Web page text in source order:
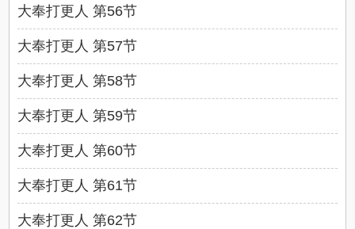
大奉打更人 第56节
大奉打更人 第57节
大奉打更人 第58节
大奉打更人 第59节
大奉打更人 第60节
大奉打更人 第61节
大奉打更人 第62节